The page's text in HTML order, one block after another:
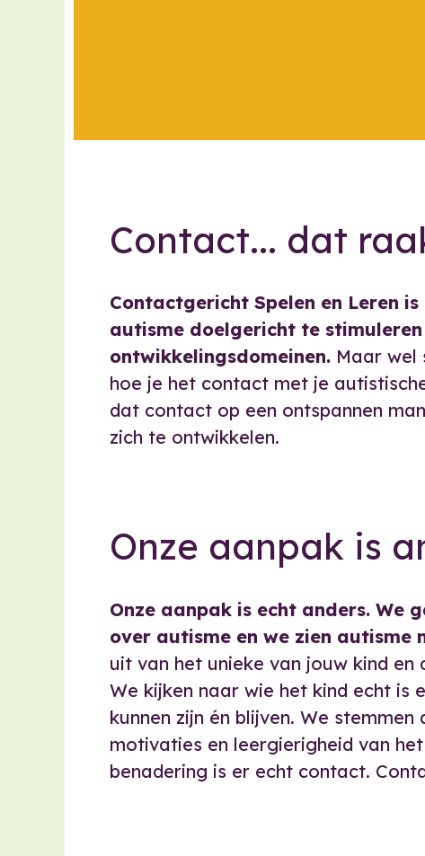
Contact... dat
Contactgericht Spelen en Leren
autisme doelgericht te
ontwikkelingsdomeinen. Maar wel
hoe je het contact met je
dat contact op een ontspannen
zich te ontwikkelen.
Onze aanpak is
Onze aanpak is echt anders. We
over autisme en we zien autisme
uit van het unieke van jouw kind
We kijken naar wie het kind echt is
kunnen zijn én blijven. We
motivaties en leergierigheid van
benadering is er echt contact.